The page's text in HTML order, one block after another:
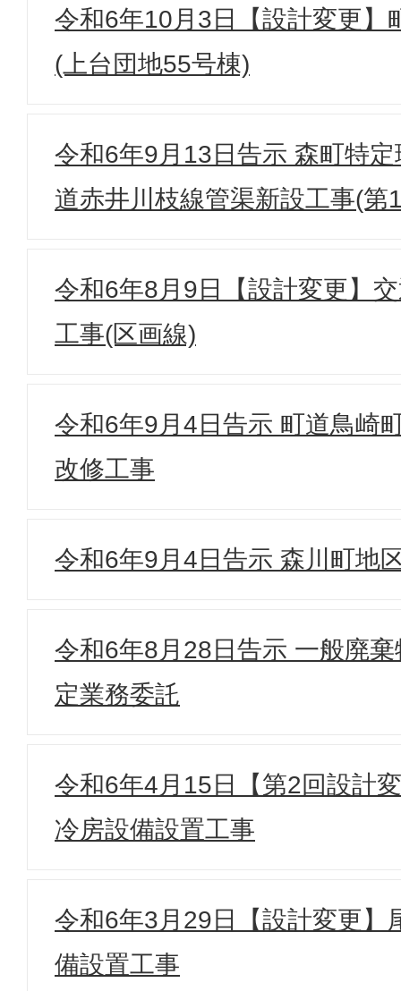
令和6年10月3日【設計変更】
(上台団地55号棟)
令和6年9月13日告示 森町特
道赤井川枝線管渠新設工事(第
令和6年8月9日【設計変更】
工事(区画線)
令和6年9月4日告示 町道鳥崎
改修工事
令和6年9月4日告示 森川町地
令和6年8月28日告示 一般廃
定業務委託
令和6年4月15日【第2回設計
冷房設備設置工事
令和6年3月29日【設計変更】
備設置工事